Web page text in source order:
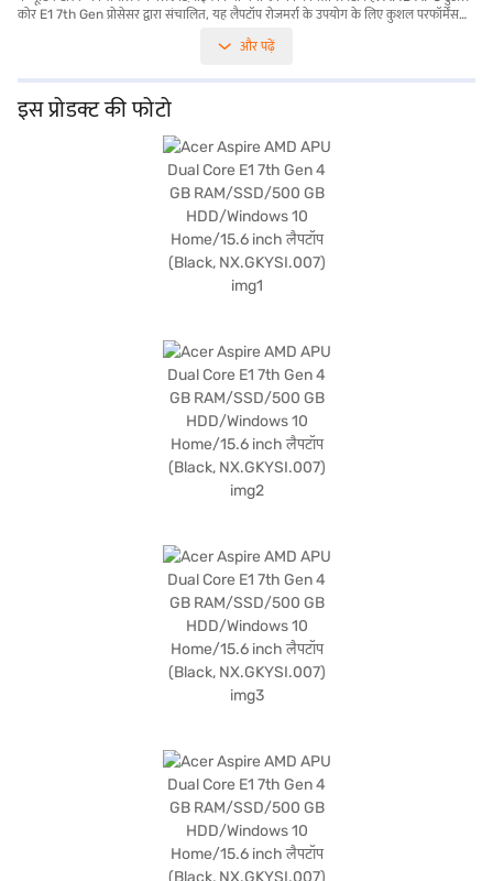
कोर E1 7th Gen प्रोसेसर द्वारा संचालित, यह लैपटॉप रोजमर्रा के उपयोग के लिए कुशल परफॉर्मेंस
मनोरंजन दोनों के लिए उपयुक्त स्पष्ट विजुअल प्रदान करती है. 4 GB RAM के साथ, यह स्मूथ
के लिए पर्याप्त स्टोरेज प्रदान करता है. 1.2 किलोग्राम या उससे कम वजन वाला Acer Aspire लैपटॉप
पोर्टेबिलिटी के लिए डिज़ाइन किया गया है, जिससे इसे अपने साथ रखना आसान हो जाता है. लैपटॉप
Windows 10 होम के साथ आता है, जो एक परिचित और यूज़र-फ्रेंडली ऑपरेटिंग सिस्टम प्रदान
करता है. यह Acer Aspire उन यूज़र्स के लिए आदर्श है जो बुनियादी कंप्यूटिंग आवश्यकताओं के लिए
भरोसेमंद और पोर्टेबल लैपटॉप चाहते हैं. खरीदारी करने के लिए बजाज फाइनेंस पर विकल्पों के बारे में
जानें या पार्टनर स्टोर पर जाएं और Easy EMIs का लाभ उठाएं.
और पढ़ें
इस प्रोडक्ट की फोटो